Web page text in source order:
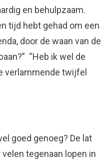
en behulpzaam.
tijd hebt gehad om een
door de waan van de
“Heb ik wel de
verlammende twijfel
goed genoeg? De lat
tegenaan lopen in